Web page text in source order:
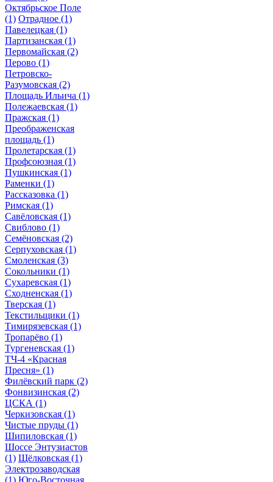
Октябрьское Поле
(1) Отрадное (1)
Павелецкая (1)
Партизанская (1)
Первомайская (2)
Перово (1)
Петровско-
Разумовская (2)
Площадь Ильича (1)
Полежаевская (1)
Пражская (1)
Преображенская
площадь (1)
Пролетарская (1)
Профсоюзная (1)
Пушкинская (1)
Раменки (1)
Рассказовка (1)
Римская (1)
Савёловская (1)
Свиблово (1)
Семёновская (2)
Серпуховская (1)
Смоленская (3)
Сокольники (1)
Сухаревская (1)
Сходненская (1)
Тверская (1)
Текстильщики (1)
Тимирязевская (1)
Тропарёво (1)
Тургеневская (1)
ТЧ-4 «Красная
Пресня» (1)
Филёвский парк (2)
Фонвизинская (2)
ЦСКА (1)
Черкизовская (1)
Чистые пруды (1)
Шипиловская (1)
Шоссе Энтузиастов
(1) Щёлковская (1)
Электрозаводская
(1) Юго-Восточная